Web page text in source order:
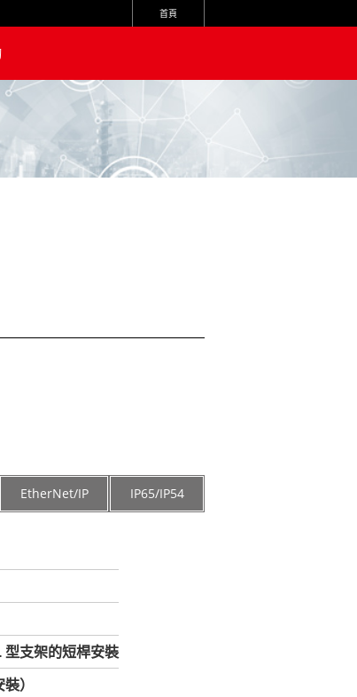
首頁
EtherNet/IP IP65/IP54
支架的短桿安裝
）